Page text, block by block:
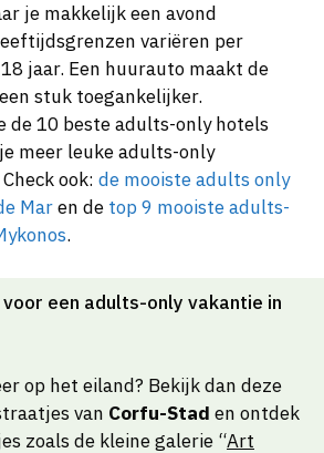
je makkelijk een avond
variëren per
jaar. Een huurauto maakt de
stuk toegankelijker.
de 10 beste adults-only hotels
meer leuke adults-only
ook: de mooiste adults only
Maren de top 9 mooiste adults-
.
een adults-only vakantie in
op het eiland? Bekijk dan deze
van Corfu-Stad en ontdek
zoals de kleine galerie “Art